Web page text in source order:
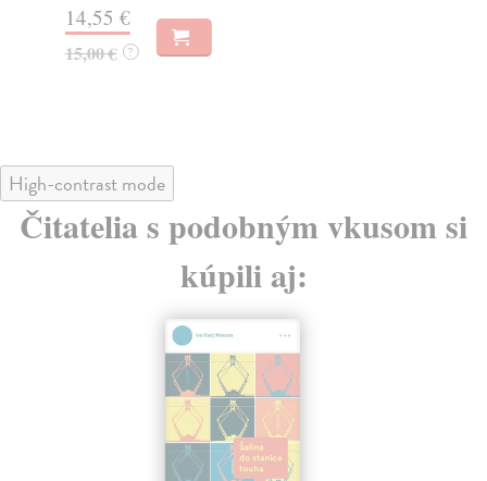
14,55 €
15,00 € ?
High-contrast mode
Čitatelia s podobným vkusom si
kúpili aj: